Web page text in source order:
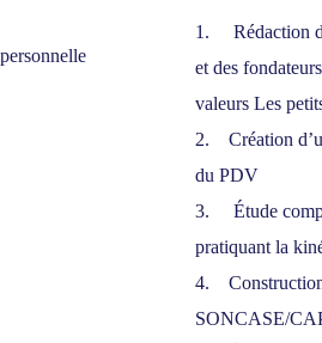
1. Rédaction
et des
valeurs Les
2. Création
du PDV
3. Étude
pratiquant la
4. Construction
SONCASE/